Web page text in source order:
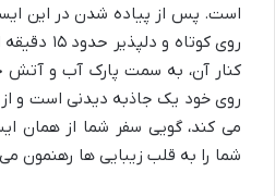
است. پس از پیاده شدن در این
روی کوتاه
کنار آن، به سمت پارک آب و آتش
روی خود یک جاذبه دیدنی است و از
می کند، گویی سفر شما از همان
شما را به قلب زیبایی ها رهنمون